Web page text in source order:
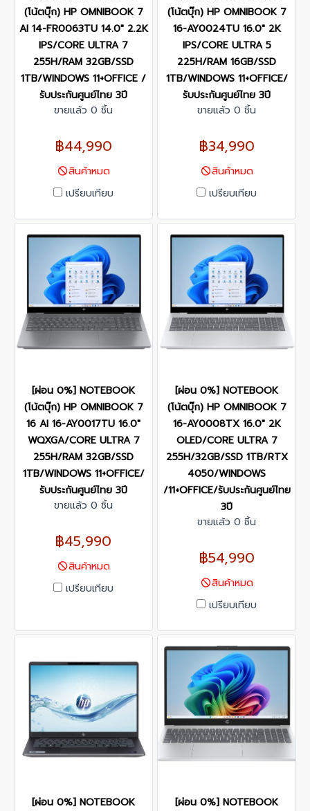
(โน้ตบุ๊ก) HP OMNIBOOK 7
AI 14-FR0063TU 14.0" 2.2K
IPS/CORE ULTRA 7
255H/RAM 32GB/SSD
1TB/WINDOWS 11+OFFICE /
รับประกันศูนย์ไทย 3ปี
ขายแล้ว 0 ชิ้น
฿44,990
สินค้าหมด
เปรียบเทียบ
(โน้ตบุ๊ก) HP OMNIBOOK 7
16-AY0024TU 16.0" 2K
IPS/CORE ULTRA 5
225H/RAM 16GB/SSD
1TB/WINDOWS 11+OFFICE/
รับประกันศูนย์ไทย 3ปี
ขายแล้ว 0 ชิ้น
฿34,990
สินค้าหมด
เปรียบเทียบ
[ผ่อน 0%] NOTEBOOK
(โน้ตบุ๊ก) HP OMNIBOOK 7
16 AI 16-AY0017TU 16.0"
WQXGA/CORE ULTRA 7
255H/RAM 32GB/SSD
1TB/WINDOWS 11+OFFICE/
รับประกันศูนย์ไทย 3ปี
ขายแล้ว 0 ชิ้น
฿45,990
สินค้าหมด
เปรียบเทียบ
[ผ่อน 0%] NOTEBOOK
(โน้ตบุ๊ก) HP OMNIBOOK 7
16-AY0008TX 16.0" 2K
OLED/CORE ULTRA 7
255H/32GB/SSD 1TB/RTX
4050/WINDOWS
/11+OFFICE/รับประกันศูนย์ไทย
3ปี
ขายแล้ว 0 ชิ้น
฿54,990
สินค้าหมด
เปรียบเทียบ
[ผ่อน 0%] NOTEBOOK [ผ่อน 0%] NOTEBOOK